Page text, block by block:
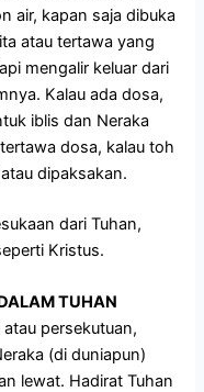
air, kapan saja dibuka
atau tertawa yang
mengalir keluar dari
Kalau ada dosa,
iblis dan Neraka
dosa, kalau toh
dipaksakan.
dari Tuhan,
Kristus.
TUHAN
persekutuan,
(di duniapun)
lewat. Hadirat Tuhan